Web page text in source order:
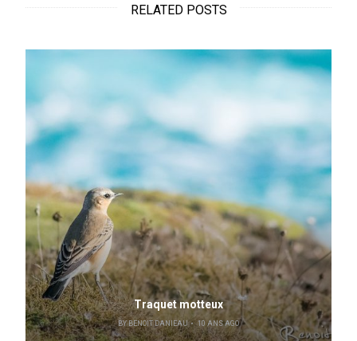
RELATED POSTS
Traquet motteux
BYBENOIT DANIEAU 10 ANS AGO